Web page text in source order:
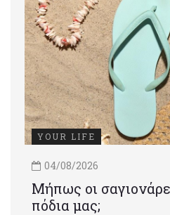
YOUR LIFE
04/08/2026
Μήπως οι
πόδια μας;